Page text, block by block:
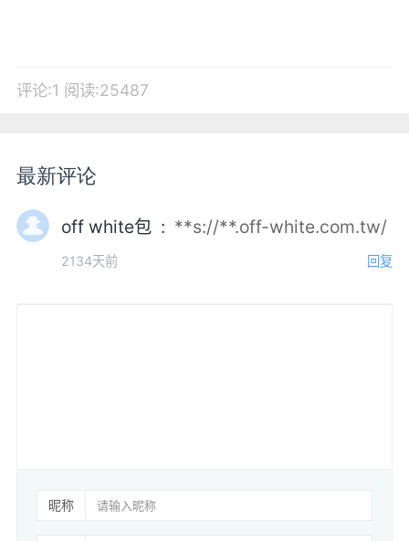
评论:1 阅读:25487
最新评论
off white包 : **s://**.off-white.com.tw/
2134天前 回复
昵称